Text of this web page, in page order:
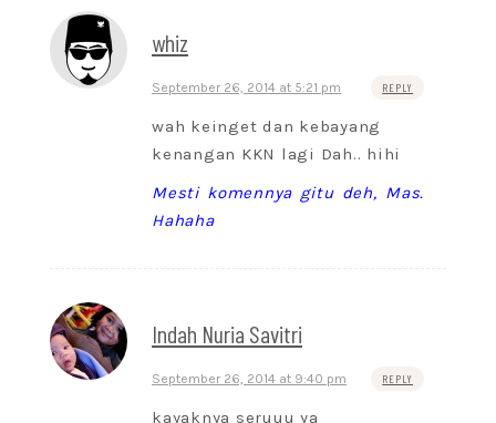
whiz
September 26, 2014 at 5:21 pm REPLY
wah keinget dan kebayang
kenangan KKN lagi Dah.. hihi
Mesti komennya gitu deh, Mas.
Hahaha
Indah Nuria Savitri
September 26, 2014 at 9:40 pm REPLY
kayaknya seruuu ya